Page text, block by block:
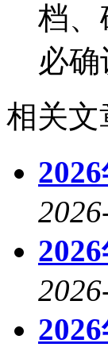
档、
必
相关文